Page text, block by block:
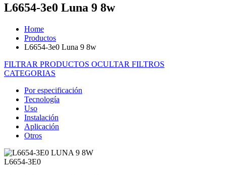
L6654-3e0 Luna 9 8w
Home
Productos
L6654-3e0 Luna 9 8w
FILTRAR PRODUCTOS OCULTAR FILTROS
CATEGORIAS
Por especificación
Tecnología
Uso
Instalación
Aplicación
Otros
L6654-3E0